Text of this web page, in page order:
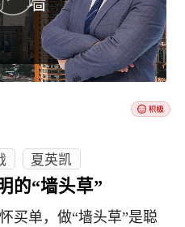
夏英凯
的“墙头草”
买单，做“墙头草”是聪